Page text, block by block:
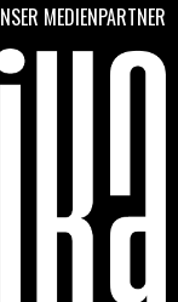
MEDIENPARTNER